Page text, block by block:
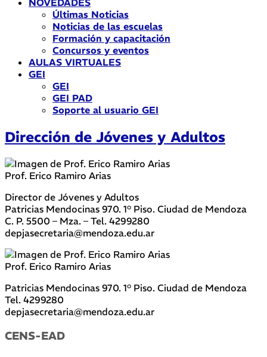
NOVEDADES
Últimas Noticias
Noticias de las escuelas
Formación y capacitación
Concursos y eventos
AULAS VIRTUALES
GEI
GEI
GEI PAD
Soporte al usuario GEI
Dirección de Jóvenes y Adultos
Prof. Erico Ramiro Arias
Director de Jóvenes y Adultos
Patricias Mendocinas 970. 1° Piso. Ciudad de Mendoza
C. P. 5500 – Mza. – Tel. 4299280
depjasecretaria@mendoza.edu.ar
Prof. Erico Ramiro Arias
Patricias Mendocinas 970. 1° Piso. Ciudad de Mendoza
Tel. 4299280
depjasecretaria@mendoza.edu.ar
CENS-EAD